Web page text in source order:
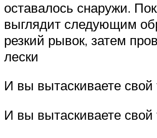
оставалось снаружи.
выглядит следующим
резкий рывок, затем
лески
И вы вытаскиваете
И вы вытаскиваете